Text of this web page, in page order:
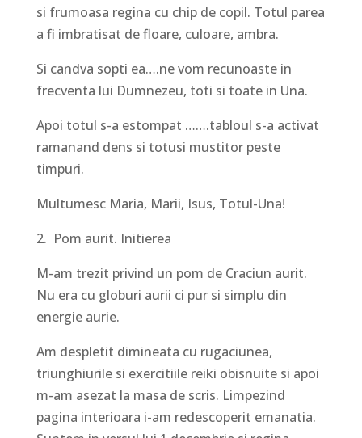
si frumoasa regina cu chip de copil. Totul parea
a fi imbratisat de floare, culoare, ambra.
Si candva sopti ea….ne vom recunoaste in
frecventa lui Dumnezeu, toti si toate in Una.
Apoi totul s-a estompat …….tabloul s-a activat
ramanand dens si totusi mustitor peste
timpuri.
Multumesc Maria, Marii, Isus, Totul-Una!
2. Pom aurit. Initierea
M-am trezit privind un pom de Craciun aurit.
Nu era cu globuri aurii ci pur si simplu din
energie aurie.
Am despletit dimineata cu rugaciunea,
triunghiurile si exercitiile reiki obisnuite si apoi
m-am asezat la masa de scris. Limpezind
pagina interioara i-am redescoperit emanatia.